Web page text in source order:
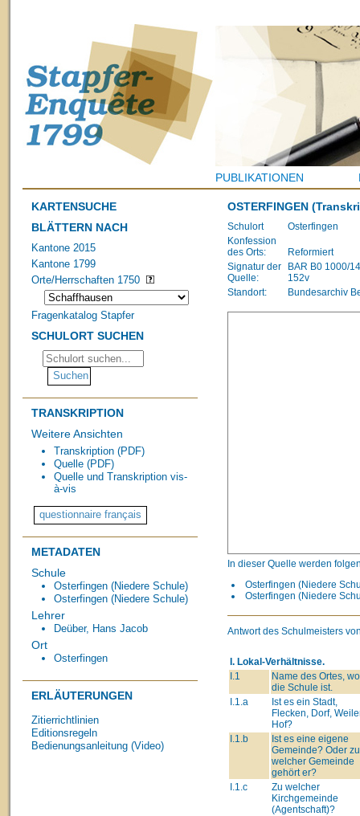
PUBLIKATIONEN
KARTENSUCHE
BLÄTTERN NACH
Kantone 2015
Kantone 1799
Orte/Herrschaften 1750
Fragenkatalog Stapfer
SCHULORT SUCHEN
TRANSKRIPTION
Weitere Ansichten
Transkription (PDF)
Quelle (PDF)
Quelle und Transkription vis-
à-vis
METADATEN
Schule
Osterfingen (Niedere Schule)
Osterfingen (Niedere Schule)
Lehrer
Deüber, Hans Jacob
Ort
Osterfingen
ERLÄUTERUNGEN
Zitierrichtlinien
Editionsregeln
Bedienungsanleitung (Video)
OSTERFINGEN
Schulort
Osterfingen
Konfession
des Orts:
Reformiert
Signatur der
Quelle:
BAR B0 1000/
152v
Standort:
Bundesarchiv
In dieser Quelle werden
Osterfingen (Niedere
Osterfingen (Niedere
Antwort des Schulmeisters
I. Lokal-Verhältnisse.
I.1
Name des Ortes, wo
die Schule ist.
I.1.a
Ist es ein Stadt,
Flecken, Dorf,
Hof?
I.1.b
Ist es eine eigene
Gemeinde? Oder zu
welcher Gemeinde
gehört er?
I.1.c
Zu welcher
Kirchgemeinde
(Agentschaft)?